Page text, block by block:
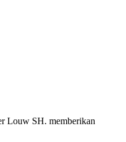
Louw SH. memberikan